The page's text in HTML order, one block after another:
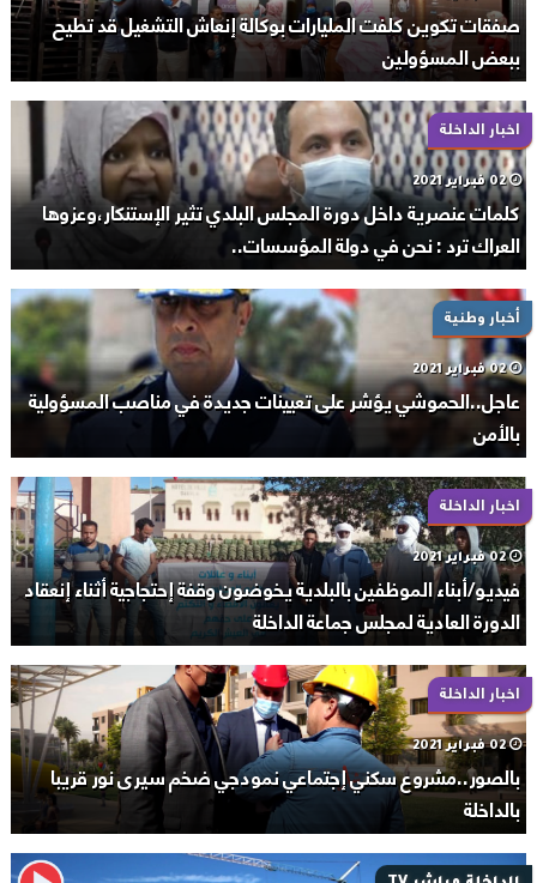
صفقات تكوين كلفت المليارات بوكالة إنعاش التشغيل قد تطيح
ببعض المسؤولين
اخبار الداخلة
02 فبراير 2021
كلمات عنصرية داخل دورة المجلس البلدي تثير الإستنكار،وعزوها
العراك ترد : نحن في دولة المؤسسات..
أخبار وطنية
02 فبراير 2021
عاجل..الحموشي يؤشر على تعيينات جديدة في مناصب المسؤولية
بالأمن
اخبار الداخلة
02 فبراير 2021
فيديو/أبناء الموظفين بالبلدية يخوضون وقفة إحتجاجية أثناء إنعقاد
الدورة العادية لمجلس جماعة الداخلة
اخبار الداخلة
02 فبراير 2021
بالصور..مشروع سكني إجتماعي نمودجي ضخم سيرى نور قريبا
بالداخلة